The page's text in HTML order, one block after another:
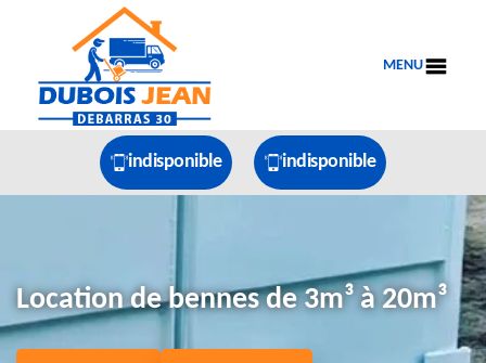
MENU
indisponible indisponible
Location de bennes de 3m³ à 20m³